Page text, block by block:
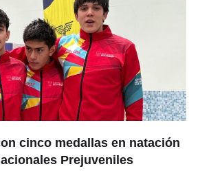
cinco medallas en natación
Prejuveniles